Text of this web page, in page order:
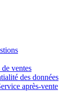
ventes
des données
après-vente